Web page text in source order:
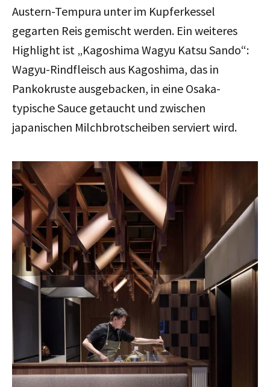
Austern-Tempura unter im Kupferkessel
gegarten Reis gemischt werden. Ein weiteres
Highlight ist „Kagoshima Wagyu Katsu Sando“:
Wagyu-Rindfleisch aus Kagoshima, das in
Pankokruste ausgebacken, in eine Osaka-
typische Sauce getaucht und zwischen
japanischen Milchbrotscheiben serviert wird.